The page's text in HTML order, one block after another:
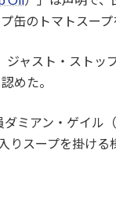
缶のトマトスー
ジャスト・ストッ
めた。
ミアン・ゲイル（
スープを掛ける